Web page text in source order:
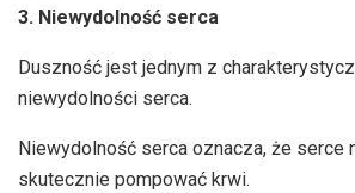
3. Niewydolność serca
Duszność jest jednym z
niewydolności serca.
Niewydolność serca oznacza, że serce
skutecznie pompować krwi.